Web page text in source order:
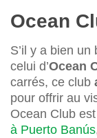
Ocean
S’il y a bien un
celui d’Ocean
carrés, ce club
pour offrir au
Ocean Club
à Puerto Banús